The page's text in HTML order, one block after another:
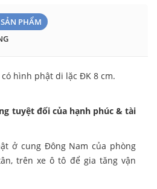
PHẨM
hình phật di lặc ĐK 8 cm.
tuyệt đối của hạnh phúc & tài
ở cung Đông Nam của phòng
trên xe ô tô để gia tăng vận